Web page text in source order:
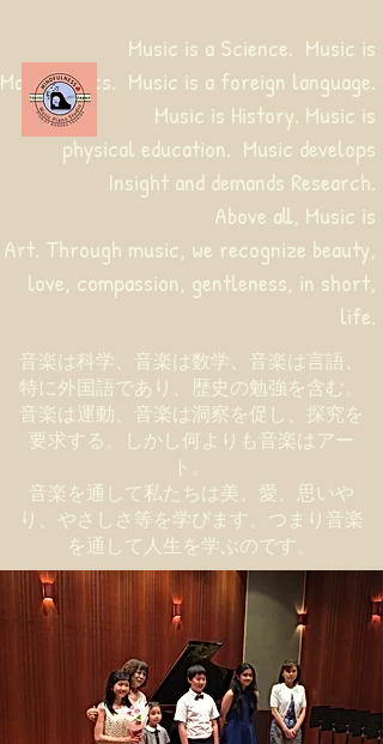
音楽は科学、音楽は数学、音楽は言語、
特に外国語であり、歴史の勉強を含む。
音楽は運動、音楽は洞察を促し、探究を
要求する。しかし何よりも音楽はアー
ト。
音楽を通して私たちは美、愛、思いや
り、やさしさ等を学びます。つまり音楽
を通して人生を学ぶのです。
Music is a Science. Music is
Mathematics. Music is a foreign language.
Music is History. Music is
physical education. Music develops
Insight and demands Research.
Above all, Music is
Art. Through music, we recognize beauty,
love, compassion, gentleness, in short,
life.